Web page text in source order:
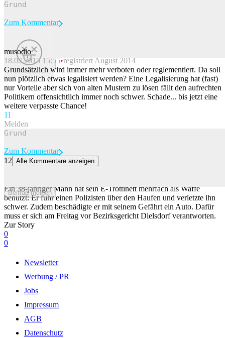
Beitrag melden
Zum Kommentar
musodio
18.02.2015 15:55 registriert August 2014
Grundsätzlich wird immer mehr verboten oder reglementiert. Da soll
nun plötzlich etwas legalisiert werden? Eine Legalisierung hat (fast)
nur Vorteile aber sich von alten Mustern zu lösen fällt den aufrechten
Politikern offensichtlich immer noch schwer. Schade... bis jetzt eine
weitere verpasste Chance!
11
Melden
Beitrag melden
Zum Kommentar
12 Alle Kommentare anzeigen
Ein 38-jähriger Mann hat sein E-Trottinett mehrfach als Waffe
benutzt: Er fuhr einen Polizisten über den Haufen und verletzte ihn
schwer. Zudem beschädigte er mit seinem Gefährt ein Auto. Dafür
muss er sich am Freitag vor Bezirksgericht Dielsdorf verantworten.
Zur Story
0
0
Newsletter
Werbung / PR
Jobs
Impressum
AGB
Datenschutz